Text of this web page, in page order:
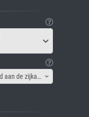
Canvas lijst - Afbeelding gespiegeld aan de zijkant